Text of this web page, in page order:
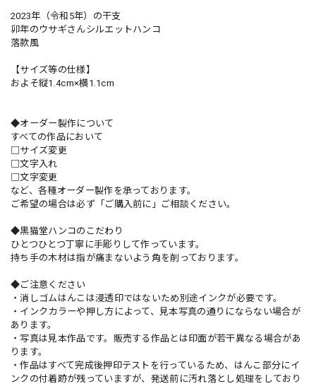
2023年（令和5年）の干支
卯年のウサギさんシルエットハンコ
落款風
【サイズ等の仕様】
およそ縦1.4cm×横1.1cm
◆オーダー製作について
すべての作品において
□サイズ変更
□文字入れ
□文字変更
など、各種オーダー製作を承っております。
ご希望の場合は必ず「ご購入前に」ご相談ください。
◆黒猫堂ハンコのこだわり
ひとつひとつ丁寧に手彫りして作っています。
持ち手の木材は指が痛まないよう角を削っております。
◆ご注意ください
・消しゴムはんこは浸透印ではないため別途インクが必要です。
・インクカラーや押し方によって、見本写真の通りにならない場合が
あります。
・写真は見本作品です。販売する作品とは印面が若干異なる場合があ
ります。
・作品はすべて完成後押印テストを行っているため、はんこ部分にイ
ンクの付着跡が残っていますが、発送前に汚れ落とし処理をしており